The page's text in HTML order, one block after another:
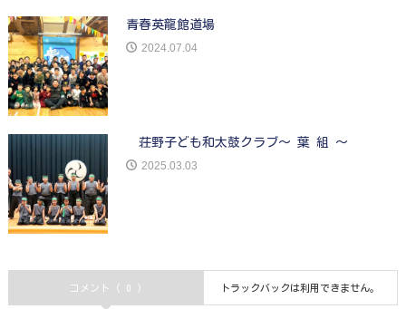
青春英龍館道場
2024.07.04
荘野子ども和太鼓クラブ〜 葉 組 〜
2025.03.03
コメント ( 0 ) トラックバックは利用できません。